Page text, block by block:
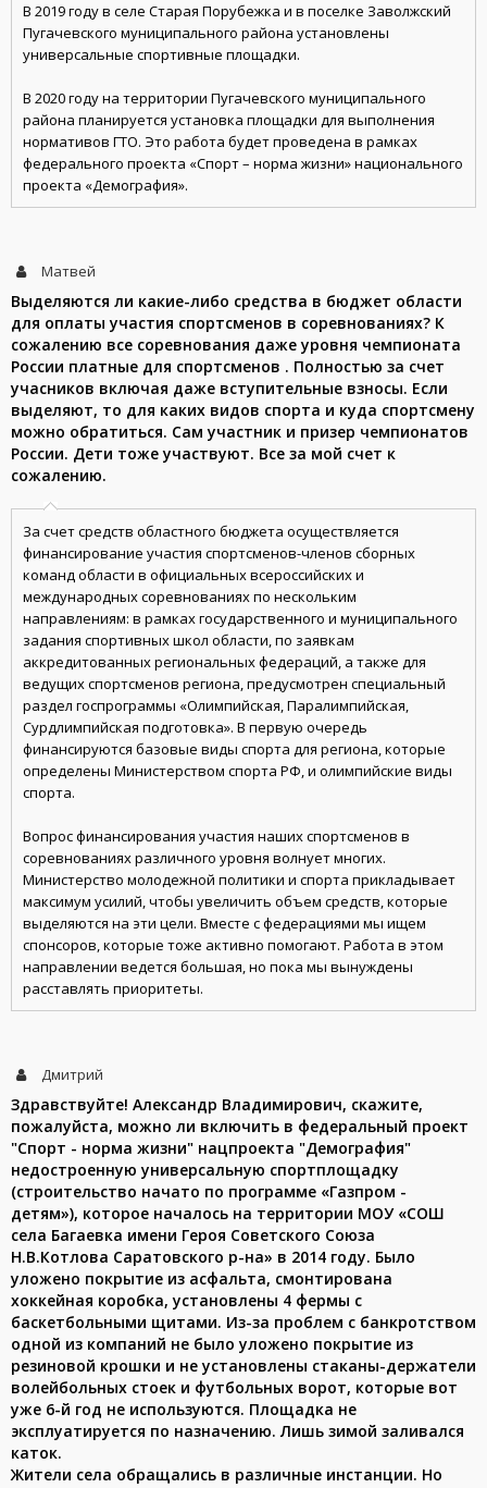
В 2019 году в селе Старая Порубежка и в поселке Заволжский
Пугачевского муниципального района установлены
универсальные спортивные площадки.
В 2020 году на территории Пугачевского муниципального
района планируется установка площадки для выполнения
нормативов ГТО. Это работа будет проведена в рамках
федерального проекта «Спорт – норма жизни» национального
проекта «Демография».
Матвей
Выделяются ли какие-либо средства в бюджет области
для оплаты участия спортсменов в соревнованиях? К
сожалению все соревнования даже уровня чемпионата
России платные для спортсменов . Полностью за счет
учасников включая даже вступительные взносы. Если
выделяют, то для каких видов спорта и куда спортсмену
можно обратиться. Сам участник и призер чемпионатов
России. Дети тоже участвуют. Все за мой счет к
сожалению.
За счет средств областного бюджета осуществляется
финансирование участия спортсменов-членов сборных
команд области в официальных всероссийских и
международных соревнованиях по нескольким
направлениям: в рамках государственного и муниципального
задания спортивных школ области, по заявкам
аккредитованных региональных федераций, а также для
ведущих спортсменов региона, предусмотрен специальный
раздел госпрограммы «Олимпийская, Паралимпийская,
Сурдлимпийская подготовка». В первую очередь
финансируются базовые виды спорта для региона, которые
определены Министерством спорта РФ, и олимпийские виды
спорта.
Вопрос финансирования участия наших спортсменов в
соревнованиях различного уровня волнует многих.
Министерство молодежной политики и спорта прикладывает
максимум усилий, чтобы увеличить объем средств, которые
выделяются на эти цели. Вместе с федерациями мы ищем
спонсоров, которые тоже активно помогают. Работа в этом
направлении ведется большая, но пока мы вынуждены
расставлять приоритеты.
Дмитрий
Здравствуйте! Александр Владимирович, скажите,
пожалуйста, можно ли включить в федеральный проект
"Спорт - норма жизни" нацпроекта "Демография"
недостроенную универсальную спортплощадку
(строительство начато по программе «Газпром -
детям»), которое началось на территории МОУ «СОШ
села Багаевка имени Героя Советского Союза
Н.В.Котлова Саратовского р-на» в 2014 году. Было
уложено покрытие из асфальта, смонтирована
хоккейная коробка, установлены 4 фермы с
баскетбольными щитами. Из-за проблем с банкротством
одной из компаний не было уложено покрытие из
резиновой крошки и не установлены стаканы-держатели
волейбольных стоек и футбольных ворот, которые вот
уже 6-й год не используются. Площадка не
эксплуатируется по назначению. Лишь зимой заливался
каток.
Жители села обращались в различные инстанции. Но